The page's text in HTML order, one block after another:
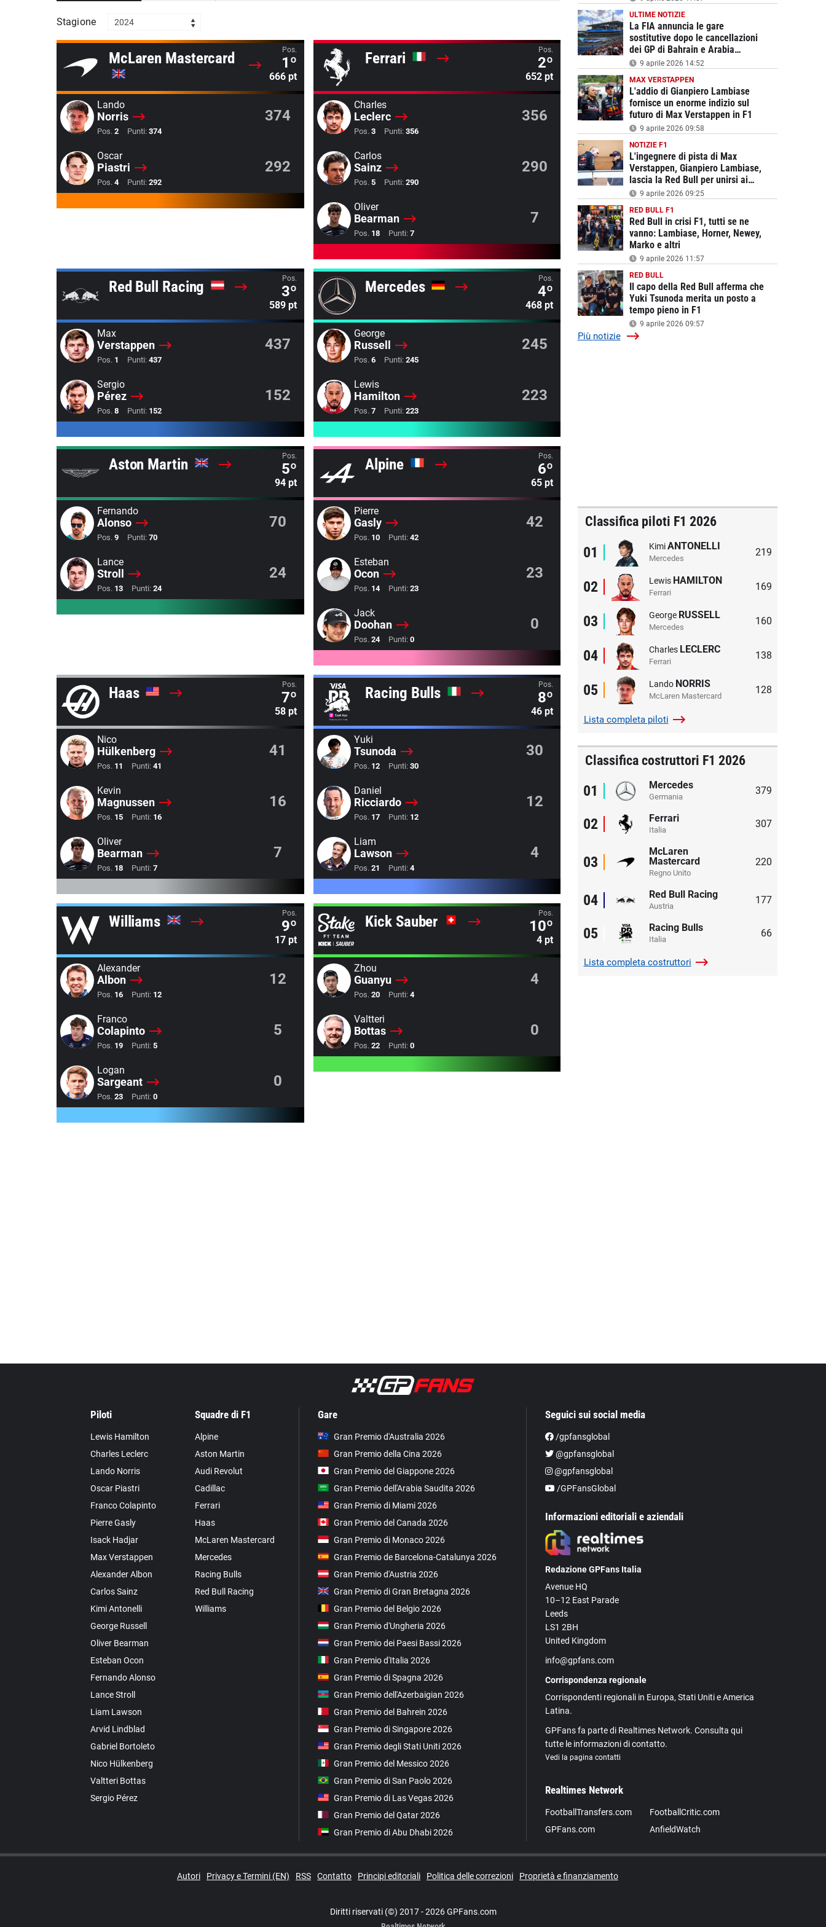
Stagione 2024
McLaren Mastercard Pos.
1º
666 pt
Lando
Norris
Pos. 2 Punti: 374
374
Oscar
Piastri
Pos. 4 Punti: 292
292
Ferrari Pos.
2º
652 pt
Charles
Leclerc
Pos. 3 Punti: 356
356
Carlos
Sainz
Pos. 5 Punti: 290
290
Oliver
Bearman
Pos. 18 Punti: 7
7
Red Bull Racing Pos.
3º
589 pt
Max
Verstappen
Pos. 1 Punti: 437
437
Sergio
Pérez
Pos. 8 Punti: 152
152
Mercedes Pos.
4º
468 pt
George
Russell
Pos. 6 Punti: 245
245
Lewis
Hamilton
Pos. 7 Punti: 223
223
Aston Martin Pos.
5º
94 pt
Fernando
Alonso
Pos. 9 Punti: 70
70
Lance
Stroll
Pos. 13 Punti: 24
24
Alpine Pos.
6º
65 pt
Pierre
Gasly
Pos. 10 Punti: 42
42
Esteban
Ocon
Pos. 14 Punti: 23
23
Jack
Doohan
Pos. 24 Punti: 0
0
Haas Pos.
7º
58 pt
Nico
Hülkenberg
Pos. 11 Punti: 41
41
Kevin
Magnussen
Pos. 15 Punti: 16
16
Oliver
Bearman
Pos. 18 Punti: 7
7
Racing Bulls Pos.
8º
46 pt
Yuki
Tsunoda
Pos. 12 Punti: 30
30
Daniel
Ricciardo
Pos. 17 Punti: 12
12
Liam
Lawson
Pos. 21 Punti: 4
4
Williams Pos.
9º
17 pt
Alexander
Albon
Pos. 16 Punti: 12
12
Franco
Colapinto
Pos. 19 Punti: 5
5
Logan
Sargeant
Pos. 23 Punti: 0
0
Kick Sauber Pos.
10º
4 pt
Zhou
Guanyu
Pos. 20 Punti: 4
4
Valtteri
Bottas
Pos. 22 Punti: 0
0
dirige in Spagna
ULTIME NOTIZIE
La FIA annuncia le gare
sostitutive dopo le cancellazioni
dei GP di Bahrain e Arabia
Saudita
9 aprile 2026 14:52
MAX VERSTAPPEN
L'addio di Gianpiero Lambiase
fornisce un enorme indizio sul
futuro di Max Verstappen in F1
9 aprile 2026 09:58
NOTIZIE F1
L'ingegnere di pista di Max
Verstappen, Gianpiero Lambiase,
lascia la Red Bull per unirsi ai
rivali9 aprile 2026 09:25
RED BULL F1
Red Bull in crisi F1, tutti se ne
vanno: Lambiase, Horner, Newey,
Marko e altri
9 aprile 2026 11:57
RED BULL
Il capo della Red Bull afferma che
Yuki Tsunoda merita un posto a
tempo pieno in F1
9 aprile 2026 09:57
Più notizie
Classifica piloti F1 2026
01 KimiANTONELLI
Mercedes
219
02 Lewis HAMILTON
Ferrari
169
03 George RUSSELL
Mercedes
160
04 Charles LECLERC
Ferrari
138
05 Lando NORRIS
McLaren Mastercard
128
Lista completa piloti
Classifica costruttori F1 2026
01 Mercedes
Germania
379
02 Ferrari
Italia
307
03
McLaren
Mastercard
Regno Unito
220
04 Red Bull Racing
Austria
177
05 Racing Bulls
Italia
66
Lista completa costruttori
Piloti
Lewis Hamilton
Charles Leclerc
Lando Norris
Oscar Piastri
Franco Colapinto
Pierre Gasly
Isack Hadjar
Max Verstappen
Alexander Albon
Carlos Sainz
Kimi Antonelli
George Russell
Oliver Bearman
Esteban Ocon
Fernando Alonso
Lance Stroll
Liam Lawson
Arvid Lindblad
Gabriel Bortoleto
Nico Hülkenberg
Valtteri Bottas
Sergio Pérez
Squadre di F1
Alpine
Aston Martin
Audi Revolut
Cadillac
Ferrari
Haas
McLaren Mastercard
Mercedes
Racing Bulls
Red Bull Racing
Williams
Gare
Gran Premio d'Australia 2026
Gran Premio della Cina 2026
Gran Premio del Giappone 2026
Gran Premio dell'Arabia Saudita 2026
Gran Premio di Miami 2026
Gran Premio del Canada 2026
Gran Premio di Monaco 2026
Gran Premio de Barcelona-Catalunya 2026
Gran Premio d'Austria 2026
Gran Premio di Gran Bretagna 2026
Gran Premio del Belgio 2026
Gran Premio d'Ungheria 2026
Gran Premio dei Paesi Bassi 2026
Gran Premio d'Italia 2026
Gran Premio di Spagna 2026
Gran Premio dell'Azerbaigian 2026
Gran Premio del Bahrein 2026
Gran Premio di Singapore 2026
Gran Premio degli Stati Uniti 2026
Gran Premio del Messico 2026
Gran Premio di San Paolo 2026
Gran Premio di Las Vegas 2026
Gran Premio del Qatar 2026
Gran Premio di Abu Dhabi 2026
Seguici sui social media
/gpfansglobal
@gpfansglobal
@gpfansglobal
/GPFansGlobal
Informazioni editoriali e aziendali
Redazione GPFans Italia
Avenue HQ
10–12 East Parade
Leeds
LS1 2BH
United Kingdom
info@gpfans.com
Corrispondenza regionale
Corrispondenti regionali in Europa, Stati Uniti e America
Latina.
GPFans fa parte di Realtimes Network. Consulta qui
tutte le informazioni di contatto.
Vedi la pagina contatti
Realtimes Network
FootballTransfers.com
FootballCritic.com
GPFans.com
AnfieldWatch
Autori Privacy e Termini (EN) RSS Contatto Principi editoriali Politica delle correzioni Proprietà e finanziamento
Diritti riservati (©) 2017 - 2026 GPFans.com